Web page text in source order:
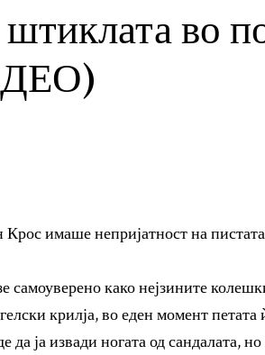
во
имаше непријатност на пистата
самоуверено како нејзините
крилја, во еден момент петата
да ја извади ногата од сандалата,